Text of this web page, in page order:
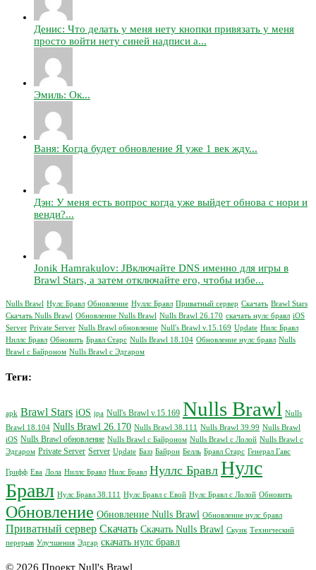
Денис: Что делать у меня нету кнопки привязать у меня
просто войти нету синей надписи а...
Эмиль: Ок...
Ваня: Когда будет обновление Я уже 1 век жду...
Дэн: У меня есть вопрос когда уже выйдет обнова с нори и
венди?...
Jonik Hamrakulov: JВключайте DNS именно для игры в
Brawl Stars, а затем отключайте его, чтобы избе...
Nulls Brawl Нулс Бравл Обновление Нуллс Бравл Приватный сервер Скачать Brawl Stars
Скачать Nulls Brawl Обновление Nulls Brawl Nulls Brawl 26.170 скачать нулс бравл iOS
Server Private Server Nulls Brawl обновление Null's Brawl v.15.169 Update Нилс Бравл
Ниллс Бравл Обновить Бравл Старс Nulls Brawl 18.104 Обновление нулс бравл Nulls
Brawl с Байроном Nulls Brawl с Эдгаром
Теги:
apk Brawl Stars iOS ipa Null's Brawl v.15.169 Nulls Brawl Nulls
Brawl 18.104 Nulls Brawl 26.170 Nulls Brawl 38.111 Nulls Brawl 39.99 Nulls Brawl
iOS Nulls Brawl обновление Nulls Brawl с Байроном Nulls Brawl с Лолой Nulls Brawl с
Эдгаром Private Server Server Update Базз Байрон Белль Бравл Старс Генерал Гавс
Грифф Ева Лола Ниллс Бравл Нилс Бравл Нуллс Бравл Нулс
Бравл Нулс Бравл 38.111 Нулс Бравл с Евой Нулс Бравл с Лолой Обновить
Обновление Обновление Nulls Brawl Обновление нулс бравл
Приватный сервер Скачать Скачать Nulls Brawl Скуик Технический
перерыв Улучшения Эдгар скачать нулс бравл
© 2026 Проект Null's Brawl